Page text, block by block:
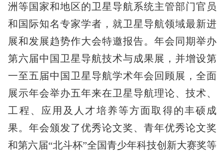
洲等国家和地区的卫星导航系统主管部门官员
和国际知名专家学者，就卫星导航领域最新进
展和发展趋势作大会特邀报告。年会同期举办
第六届中国卫星导航技术与成果展，并增设第
一至五届中国卫星导航学术年会回顾展，全面
展示年会举办五年来在卫星导航理论、技术、
工程、应用及人才培养等方面取得的丰硕成
果。年会颁发了优秀论文奖、青年优秀论文奖
和第六届“北斗杯”全国青少年科技创新大赛奖等